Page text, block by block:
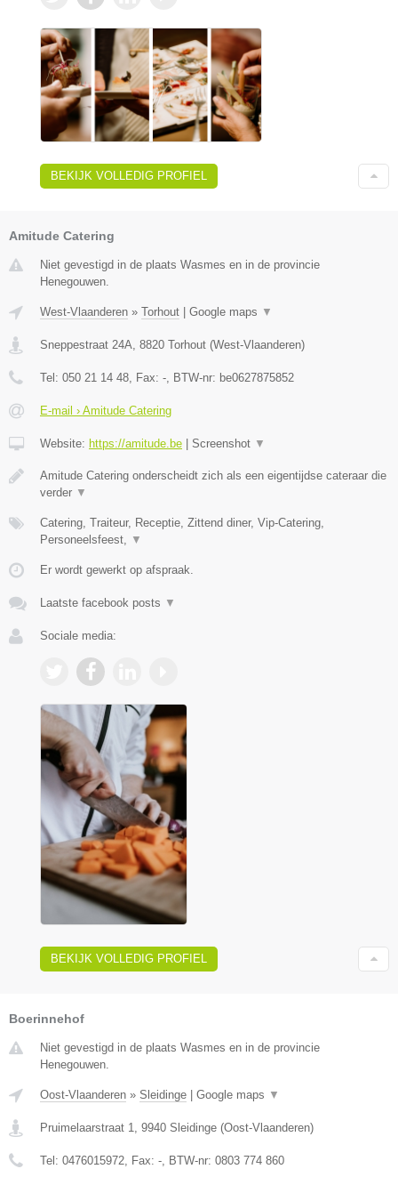
BEKIJK VOLLEDIG PROFIEL
Amitude Catering
Niet gevestigd in de plaats Wasmes en in de provincie
Henegouwen.
West-Vlaanderen » Torhout | Google maps ▼
Sneppestraat 24A 8820 Torhout (West-Vlaanderen)
Tel: 050 21 14 48 , Fax: - , BTW-nr: be0627875852
E-mail › Amitude Catering
Website: https://amitude.be | Screenshot ▼
Amitude Catering onderscheidt zich als een eigentijdse cateraar die
verder ▼
Catering, Traiteur, Receptie, Zittend diner, Vip-Catering,
Personeelsfeest,
▼
Er wordt gewerkt op afspraak.
Laatste facebook posts ▼
Sociale media:
BEKIJK VOLLEDIG PROFIEL
Boerinnehof
Niet gevestigd in de plaats Wasmes en in de provincie
Henegouwen.
Oost-Vlaanderen » Sleidinge | Google maps ▼
Pruimelaarstraat 1 9940 Sleidinge (Oost-Vlaanderen)
Tel: 0476015972 , Fax: - , BTW-nr: 0803 774 860